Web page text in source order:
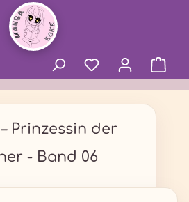
Prinzessin der
- Band 06